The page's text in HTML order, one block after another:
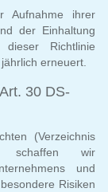
Aufnahme ihrer
der Einhaltung
dieser Richtlinie
erneuert.
30 DS-
(Verzeichnis
schaffen wir
und
Risiken